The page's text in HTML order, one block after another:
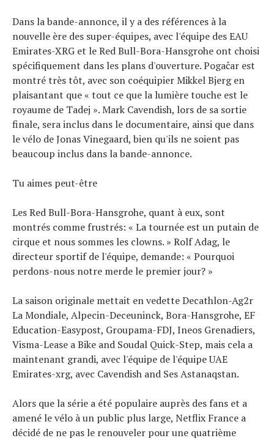
Dans la bande-annonce, il y a des références à la
nouvelle ère des super-équipes, avec l'équipe des EAU
Emirates-XRG et le Red Bull-Bora-Hansgrohe ont choisi
spécifiquement dans les plans d'ouverture. Pogačar est
montré très tôt, avec son coéquipier Mikkel Bjerg en
plaisantant que « tout ce que la lumière touche est le
royaume de Tadej ». Mark Cavendish, lors de sa sortie
finale, sera inclus dans le documentaire, ainsi que dans
le vélo de Jonas Vinegaard, bien qu'ils ne soient pas
beaucoup inclus dans la bande-annonce.
Tu aimes peut-être
Les Red Bull-Bora-Hansgrohe, quant à eux, sont
montrés comme frustrés: « La tournée est un putain de
cirque et nous sommes les clowns. » Rolf Adag, le
directeur sportif de l'équipe, demande: « Pourquoi
perdons-nous notre merde le premier jour? »
La saison originale mettait en vedette Decathlon-Ag2r
La Mondiale, Alpecin-Deceuninck, Bora-Hansgrohe, EF
Education-Easypost, Groupama-FDJ, Ineos Grenadiers,
Visma-Lease a Bike and Soudal Quick-Step, mais cela a
maintenant grandi, avec l'équipe de l'équipe UAE
Emirates-xrg, avec Cavendish and Ses Astanaqstan.
Alors que la série a été populaire auprès des fans et a
amené le vélo à un public plus large, Netflix France a
décidé de ne pas le renouveler pour une quatrième